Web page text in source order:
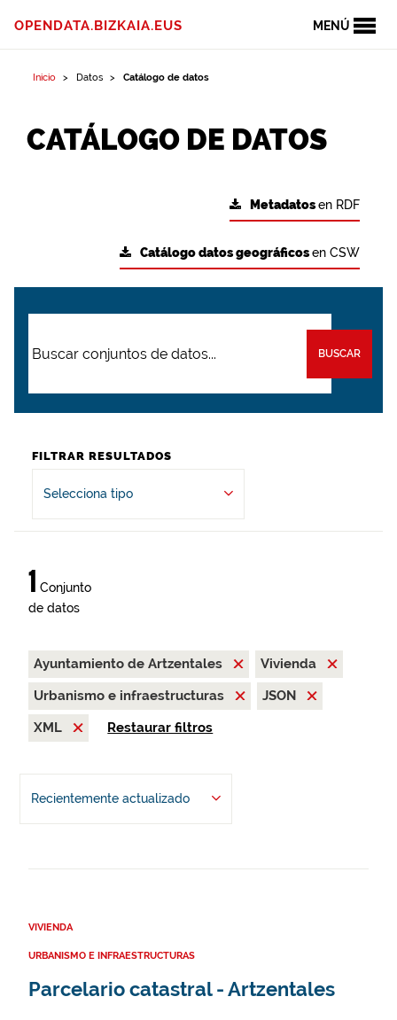
MENÚ
OPENDATA.BIZKAIA.EUS
Inicio Datos Catálogo de datos
CATÁLOGO DE DATOS
Metadatosen RDF
Catálogo datos geográficosen CSW
BUSCAR
FILTRAR RESULTADOS
Selecciona tipo
1 Conjunto
de datos
Ayuntamiento de Artzentales
Vivienda
Urbanismo e infraestructuras
JSON
XML
Restaurar filtros
Recientemente actualizado
VIVIENDA
URBANISMO E INFRAESTRUCTURAS
Parcelario catastral - Artzentales